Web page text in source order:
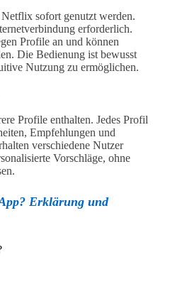
sofort genutzt werden.
erforderlich.
Profile an und können
Die Bedienung ist bewusst
Nutzung zu ermöglichen.
Profile enthalten. Jedes Profil
Empfehlungen und
verschiedene Nutzer
Vorschläge, ohne
Erklärung und